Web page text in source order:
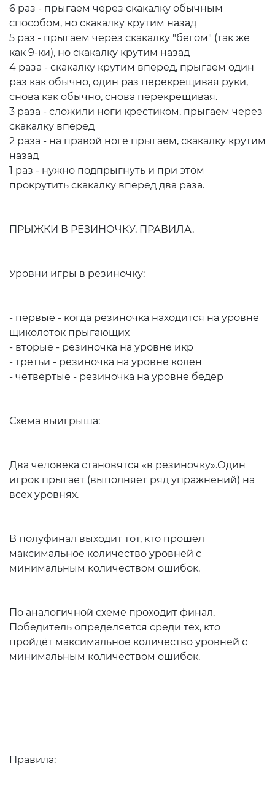
6 раз - прыгаем через скакалку обычным
способом, но скакалку крутим назад
5 раз - прыгаем через скакалку "бегом" (так же
как 9-ки), но скакалку крутим назад
4 раза - скакалку крутим вперед, прыгаем один
раз как обычно, один раз перекрещивая руки,
снова как обычно, снова перекрещивая.
3 раза - сложили ноги крестиком, прыгаем через
скакалку вперед
2 раза - на правой ноге прыгаем, скакалку крутим
назад
1 раз - нужно подпрыгнуть и при этом
прокрутить скакалку вперед два раза.
ПРЫЖКИ В РЕЗИНОЧКУ. ПРАВИЛА.
Уровни игры в резиночку:
- первые - когда резиночка находится на уровне
щиколоток прыгающих
- вторые - резиночка на уровне икр
- третьи - резиночка на уровне колен
- четвертые - резиночка на уровне бедер
Схема выигрыша:
Два человека становятся «в резиночку».Один
игрок прыгает (выполняет ряд упражнений) на
всех уровнях.
В полуфинал выходит тот, кто прошёл
максимальное количество уровней с
минимальным количеством ошибок.
По аналогичной схеме проходит финал.
Победитель определяется среди тех, кто
пройдёт максимальное количество уровней с
минимальным количеством ошибок.
Правила: